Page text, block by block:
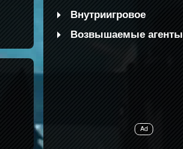
Внутриигровое
Возвышаемые агенты